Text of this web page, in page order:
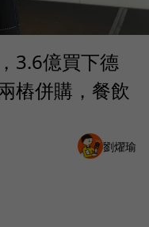
3.6億買下德
樁併購，餐飲
劉燿瑜